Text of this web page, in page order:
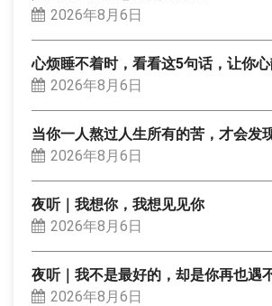
2026年8月6日
心烦睡不着时，看看这5句话，让你
2026年8月6日
当你一人熬过人生所有的苦，才会发
2026年8月6日
夜听｜我想你，我想见见你
2026年8月6日
夜听｜我不是最好的，却是你再也遇
2026年8月6日